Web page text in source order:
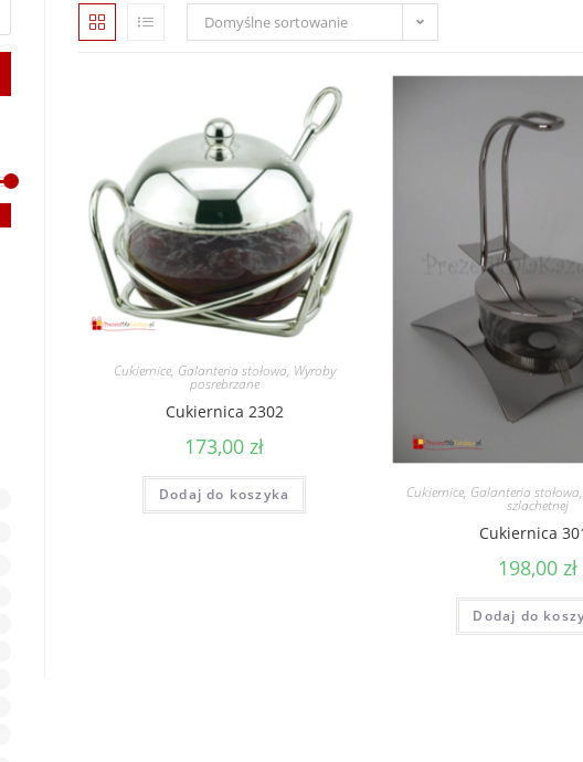
Domyślne sortowanie
Cukiernice, Galanteria stołowa, Wyroby
posrebrzane
Cukiernica 2302
173,00zł
Dodaj do koszyka Cukiernice, Galanteria stołowa,
szlachetnej
Cukiernica
198,00zł
Dodaj do